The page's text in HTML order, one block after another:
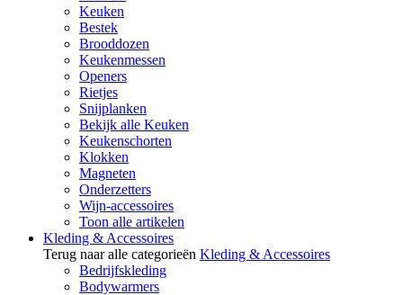
Keuken
Bestek
Brooddozen
Keukenmessen
Openers
Rietjes
Snijplanken
Bekijk alle Keuken
Keukenschorten
Klokken
Magneten
Onderzetters
Wijn-accessoires
Toon alle artikelen
Kleding & Accessoires
Terug naar alle categorieën Kleding & Accessoires
Bedrijfskleding
Bodywarmers